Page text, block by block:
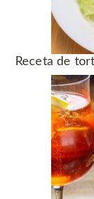
Receta de